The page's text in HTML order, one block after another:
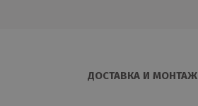
ДОСТАВКА И МОНТАЖ